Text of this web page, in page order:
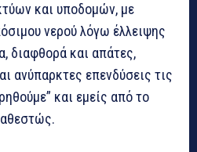
και υποδομών, με
νερού λόγω έλλειψης
διαφθορά και απάτες,
ανύπαρκτες επενδύσεις τις
και εμείς από το